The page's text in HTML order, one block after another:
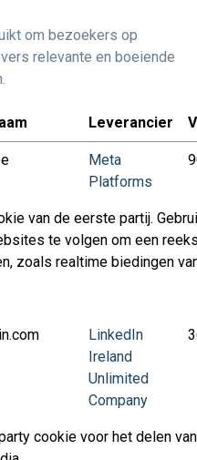
om bezoekers op
relevante en boeiende
Leverancier
Meta
Platforms
van de eerste partij.
te volgen om een
zoals realtime biedingen
LinkedIn
Ireland
Unlimited
Company
cookie voor het delen